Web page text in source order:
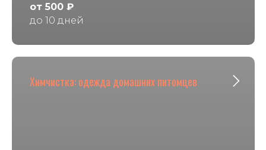
от 500 ₽
до 10 дней
Химчистка: одежда домашних питомцев